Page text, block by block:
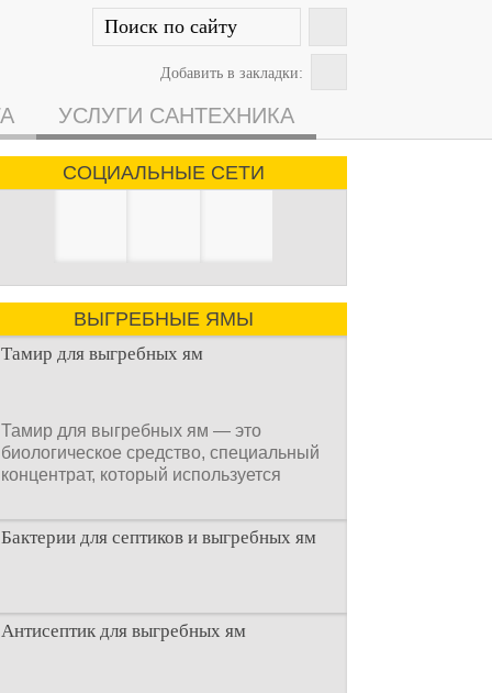
Добавить в закладки:
УСЛУГИ САНТЕХНИКА
СОЦИАЛЬНЫЕ СЕТИ
ВЫГРЕБНЫЕ ЯМЫ
Тамир для выгребных ям
Тамир для выгребных ям — это
биологическое средство, специальный
концентрат, который используется
Бактерии для септиков и выгребных ям
Очистка канализационного стока или
выгребной ямой всегда являлась не
Антисептик для выгребных ям